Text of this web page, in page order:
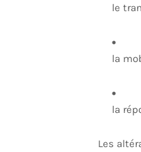
le
la
la
Les